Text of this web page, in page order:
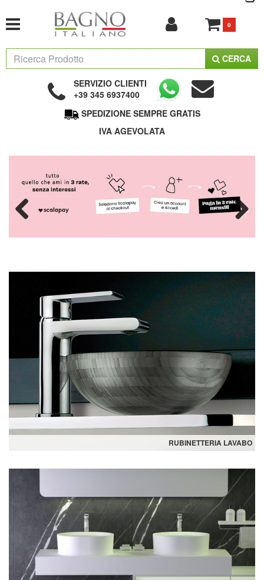
0
CERCA
SERVIZIO CLIENTI
+39 345 6937400
SPEDIZIONE SEMPRE GRATIS
IVA AGEVOLATA
RUBINETTERIA LAVABO